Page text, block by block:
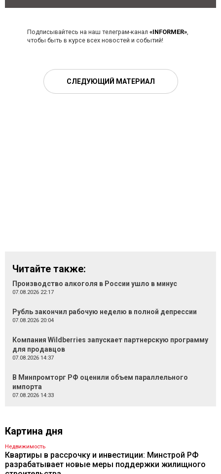
Подписывайтесь на наш телеграм-канал «INFORMER»,
чтобы быть в курсе всех новостей и событий!
СЛЕДУЮЩИЙ МАТЕРИАЛ
Читайте также:
Производство алкоголя в России ушло в минус
07.08.2026 22:17
Рубль закончил рабочую неделю в полной депрессии
07.08.2026 20:04
Компания Wildberries запускает партнерскую программу
для продавцов
07.08.2026 14:37
В Минпромторг РФ оценили объем параллельного
импорта
07.08.2026 14:33
Картина дня
Недвижимость
Квартиры в рассрочку и инвестиции: Минстрой РФ
разрабатывает новые меры поддержки жилищного